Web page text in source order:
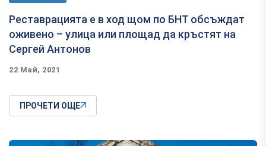
Реставрацията е в ход щом по БНТ обсъждат
оживено – улица или площад да кръстят на
Сергей Антонов
22 Май, 2021
ПРОЧЕТИ ОЩЕ